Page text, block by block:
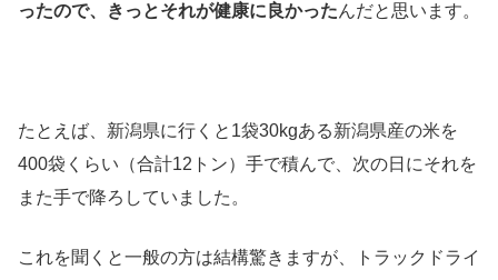
ったので、きっとそれが健康に良かったんだと思います。
たとえば、新潟県に行くと1袋30kgある新潟県産の米を
400袋くらい（合計12トン）手で積んで、次の日にそれを
また手で降ろしていました。
これを聞くと一般の方は結構驚きますが、トラックドライ